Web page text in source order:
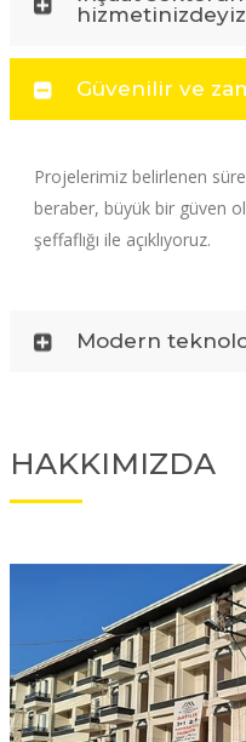
hizmetinizdeyiz
Güvenilir ve
Projelerimiz belirlenen
beraber, büyük bir güven
şeffaflığı ile açıklıyoruz.
Modern
HAKKIMIZDA